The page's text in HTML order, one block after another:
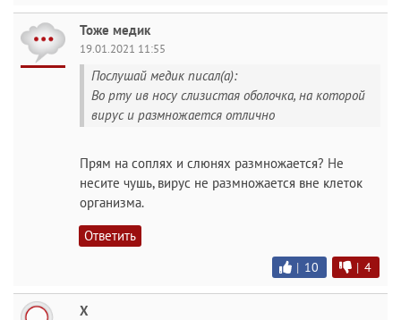
Тоже медик
19.01.2021 11:55
Послушай медик писал(а):
Во рту ив носу слизистая оболочка, на которой
вирус и размножается отлично
Прям на соплях и слюнях размножается? Не
несите чушь, вирус не размножается вне клеток
организма.
Ответить
| 10 | 4
Х